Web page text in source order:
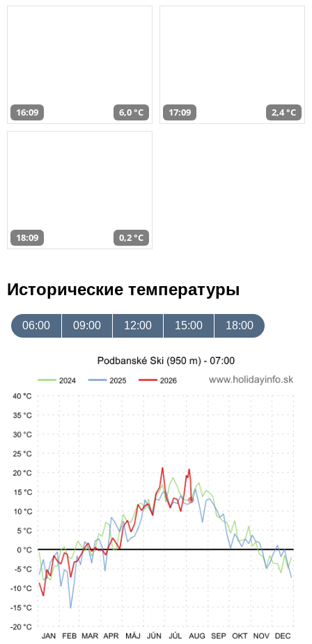
16:09 6,0 °C 17:09 2,4 °C
18:09 0,2 °C
Исторические температуры
06:00 09:00 12:00 15:00 18:00